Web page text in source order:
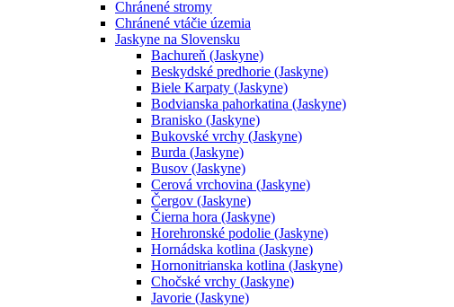
Chránené stromy
Chránené vtáčie územia
Jaskyne na Slovensku
Bachureň (Jaskyne)
Beskydské predhorie (Jaskyne)
Biele Karpaty (Jaskyne)
Bodvianska pahorkatina (Jaskyne)
Branisko (Jaskyne)
Bukovské vrchy (Jaskyne)
Burda (Jaskyne)
Busov (Jaskyne)
Cerová vrchovina (Jaskyne)
Čergov (Jaskyne)
Čierna hora (Jaskyne)
Horehronské podolie (Jaskyne)
Hornádska kotlina (Jaskyne)
Hornonitrianska kotlina (Jaskyne)
Chočské vrchy (Jaskyne)
Javorie (Jaskyne)